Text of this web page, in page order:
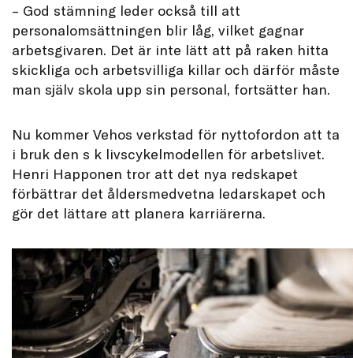
– God stämning leder också till att
personalomsättningen blir låg, vilket gagnar
arbetsgivaren. Det är inte lätt att på raken hitta
skickliga och arbetsvilliga killar och därför måste
man själv skola upp sin personal, fortsätter han.
Nu kommer Vehos verkstad för nyttofordon att ta
i bruk den s k livscykelmodellen för arbetslivet.
Henri Happonen tror att det nya redskapet
förbättrar det åldersmedvetna ledarskapet och
gör det lättare att planera karriärerna.